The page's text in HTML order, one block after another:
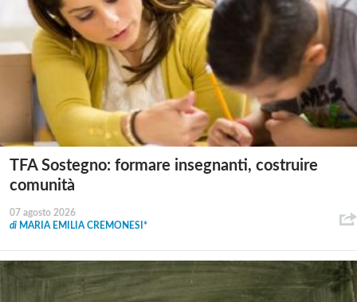
TFA Sostegno: formare insegnanti, costruire
comunità
07 agosto 2026
di MARIA EMILIA CREMONESI*